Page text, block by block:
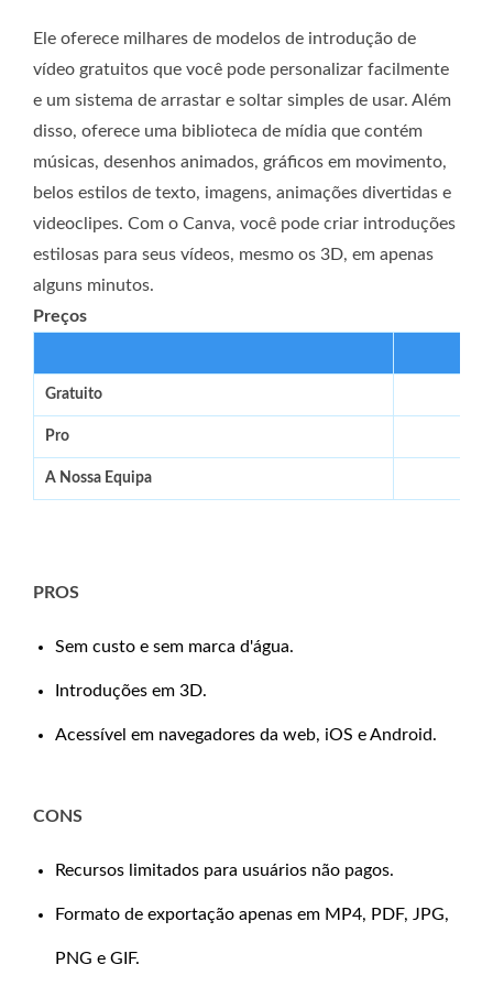
Ele oferece milhares de modelos de introdução de
vídeo gratuitos que você pode personalizar facilmente
e um sistema de arrastar e soltar simples de usar. Além
disso, oferece uma biblioteca de mídia que contém
músicas, desenhos animados, gráficos em movimento,
belos estilos de texto, imagens, animações divertidas e
videoclipes. Com o Canva, você pode criar introduções
estilosas para seus vídeos, mesmo os 3D, em apenas
alguns minutos.
Preços
Gratuito
Pro
A Nossa Equipa
PROS
Sem custo e sem marca d'água.
Introduções em 3D.
Acessível em navegadores da web, iOS e Android.
CONS
Recursos limitados para usuários não pagos.
Formato de exportação apenas em MP4, PDF, JPG,
PNG e GIF.